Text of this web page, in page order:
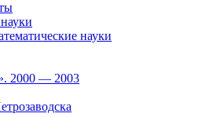
науки
2000 — 2003